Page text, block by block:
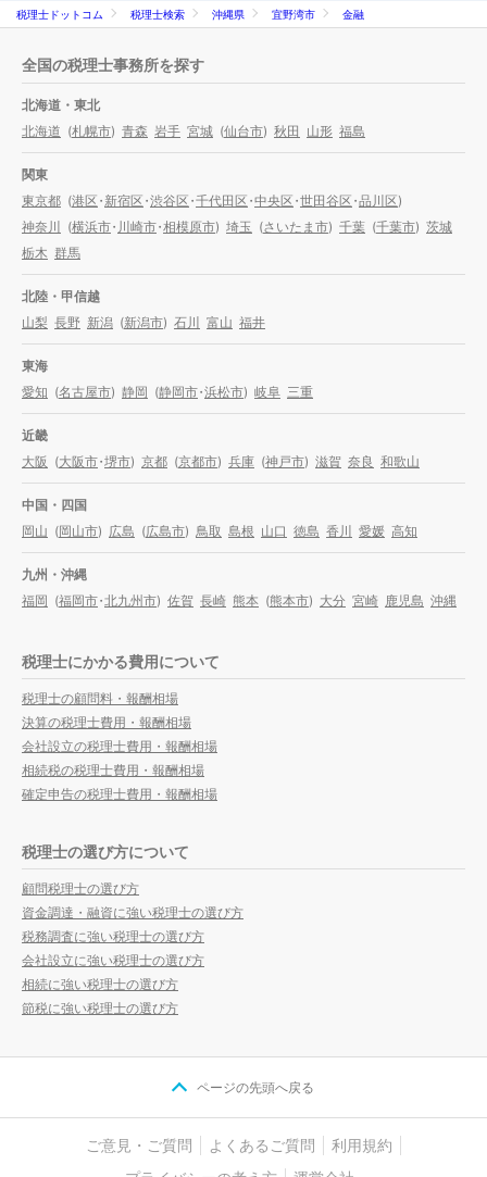
税理士ドットコム 税理士検索 沖縄県 宜野湾市 金融
全国の税理士事務所を探す
北海道・東北
北海道 (札幌市) 青森 岩手 宮城 (仙台市) 秋田 山形 福島
関東
東京都 (港区・新宿区・渋谷区・千代田区・中央区・世田谷区・品川区)
神奈川
(横浜市・ 川崎市・相模原市) 埼玉 (さいたま市) 千葉 (千葉市) 茨城
栃木 群馬
北陸・甲信越
山梨 長野 新潟 (新潟市) 石川 富山 福井
東海
愛知 (名古屋市) 静岡 (静岡市・浜松市) 岐阜 三重
近畿
大阪 (大阪市・堺市) 京都 (京都市) 兵庫 (神戸市) 滋賀 奈良 和歌山
中国・四国
岡山 (岡山市) 広島 (広島市) 鳥取 島根 山口 徳島 香川 愛媛 高知
九州・沖縄
福岡 (福岡市・北九州市) 佐賀 長崎 熊本 (熊本市) 大分 宮崎 鹿児島 沖縄
税理士にかかる費用について
税理士の顧問料・報酬相場
決算の税理士費用・報酬相場
会社設立の税理士費用・報酬相場
相続税の税理士費用・報酬相場
確定申告の税理士費用・報酬相場
税理士の選び方について
顧問税理士の選び方
資金調達・融資に強い税理士の選び方
税務調査に強い税理士の選び方
会社設立に強い税理士の選び方
相続に強い税理士の選び方
節税に強い税理士の選び方
ページの先頭へ戻る
ご意見・ご質問 よくあるご質問
利用規約